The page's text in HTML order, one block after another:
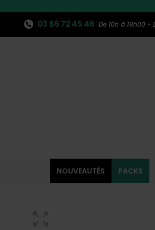
03 66 72 45 46 De 10h à 19h00 -
NOUVEAUTÉS PACKS